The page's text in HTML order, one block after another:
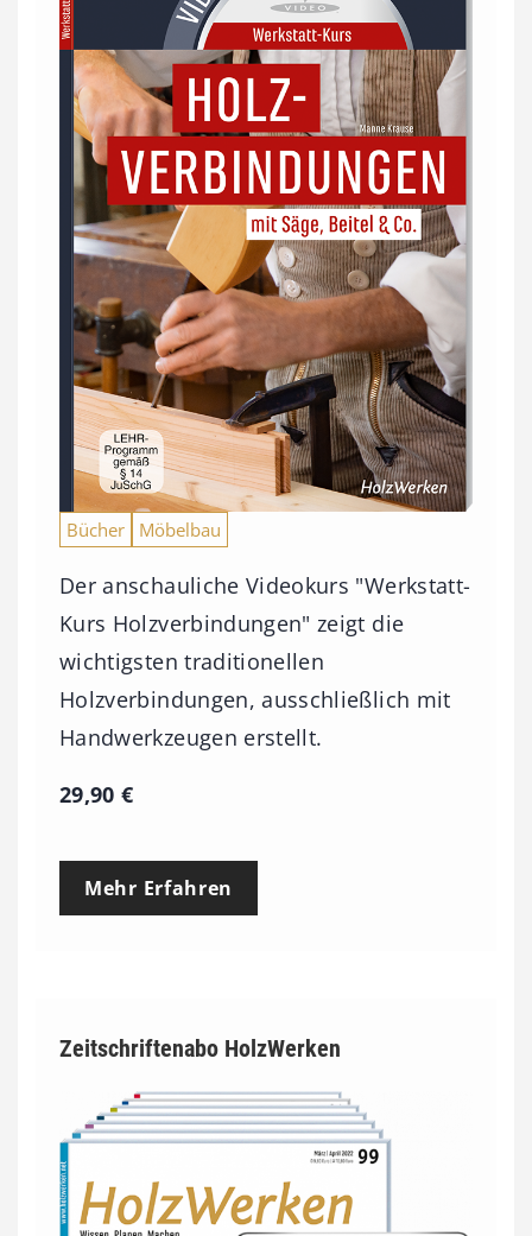
Bücher Möbelbau
Der anschauliche Videokurs "Werkstatt-
Kurs Holzverbindungen" zeigt die
wichtigsten traditionellen
Holzverbindungen, ausschließlich mit
Handwerkzeugen erstellt.
29,90€
Mehr Erfahren
Zeitschriftenabo HolzWerken